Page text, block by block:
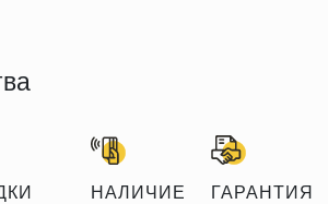
НАЛИЧИЕ
ГАРАНТИЯ